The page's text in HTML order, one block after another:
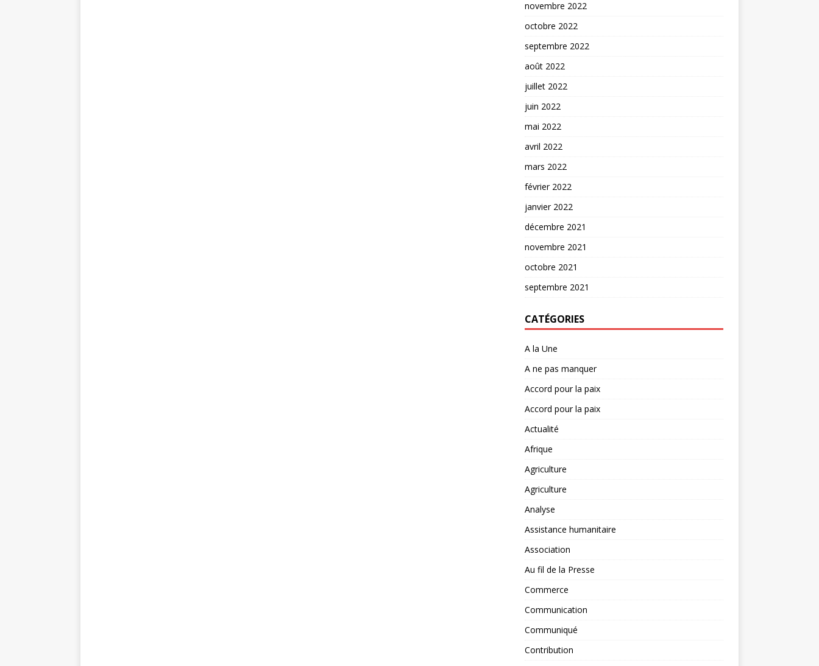
novembre 2022
octobre 2022
septembre 2022
août 2022
juillet 2022
juin 2022
mai 2022
avril 2022
mars 2022
février 2022
janvier 2022
décembre 2021
novembre 2021
octobre 2021
septembre 2021
CATÉGORIES
A la Une
A ne pas manquer
Accord pour la paix
Accord pour la paix
Actualité
Afrique
Agriculture
Agriculture
Analyse
Assistance humanitaire
Association
Au fil de la Presse
Commerce
Communication
Communiqué
Contribution